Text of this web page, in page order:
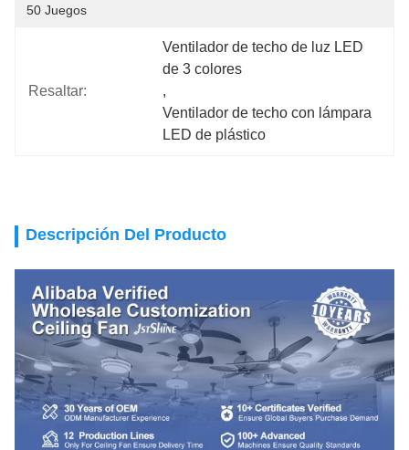
50 Juegos
Resaltar:
Ventilador de techo de luz LED
de 3 colores
,
Ventilador de techo con lámpara
LED de plástico
Descripción Del Producto